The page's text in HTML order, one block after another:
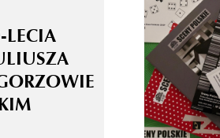
LECIA